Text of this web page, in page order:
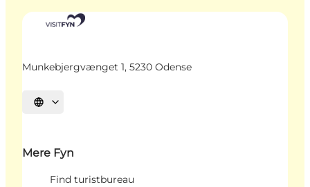
Munkebjergvænget 1, 5230 Odense
Vælg sprog
Mere Fyn
Find turistbureau